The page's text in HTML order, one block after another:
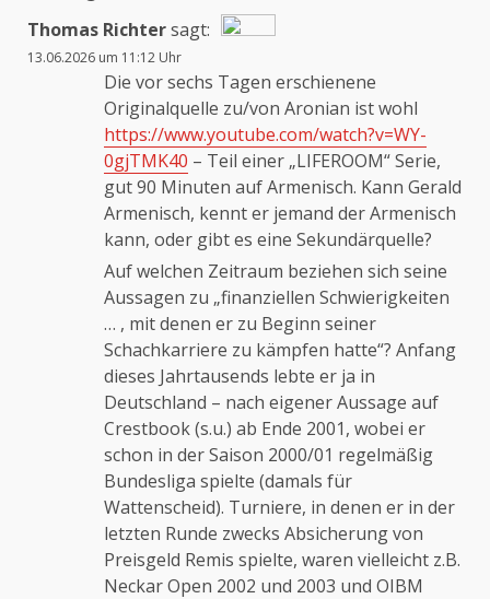
Thomas Richtersagt:
Das „Echte-Person“-Abzeichen!
Anti-Spam von CleanTalk
13.06.2026 um 11:12 Uhr
Die vor sechs Tagen erschienene
Originalquelle zu/von Aronian ist wohl
https://www.youtube.com/watch?v=WY-
0gjTMK40 – Teil einer „LIFEROOM“ Serie,
gut 90 Minuten auf Armenisch. Kann Gerald
Armenisch, kennt er jemand der Armenisch
kann, oder gibt es eine Sekundärquelle?
Auf welchen Zeitraum beziehen sich seine
Aussagen zu „finanziellen Schwierigkeiten
… , mit denen er zu Beginn seiner
Schachkarriere zu kämpfen hatte“? Anfang
dieses Jahrtausends lebte er ja in
Deutschland – nach eigener Aussage auf
Crestbook (s.u.) ab Ende 2001, wobei er
schon in der Saison 2000/01 regelmäßig
Bundesliga spielte (damals für
Wattenscheid). Turniere, in denen er in der
letzten Runde zwecks Absicherung von
Preisgeld Remis spielte, waren vielleicht z.B.
Neckar Open 2002 und 2003 und OIBM